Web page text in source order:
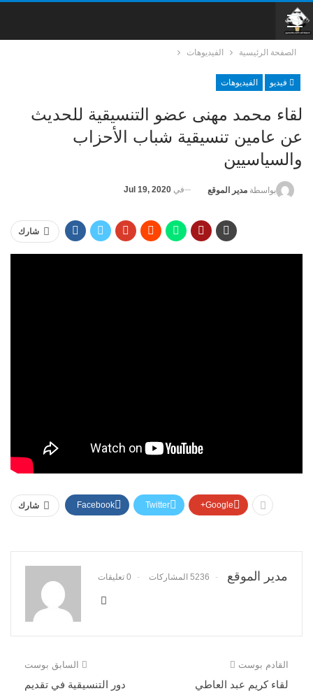
الصفحة الرئيسية الفيديوهات
فيديو الفيديوهات
لقاء محمد مهنى عضو التنسيقية للحديث
عن عامين تنسيقية شباب الأحزاب
والسياسيين
بواسطة مدير الموقع في Jul 19, 2020
شارك
شارك Facebook Twitter Google+
مدير الموقع 5236 المشاركات 0 تعليقات
السابق بوست
دور التنسيقية في تقديم
القادم بوست
لقاء كريم عبد العاطي